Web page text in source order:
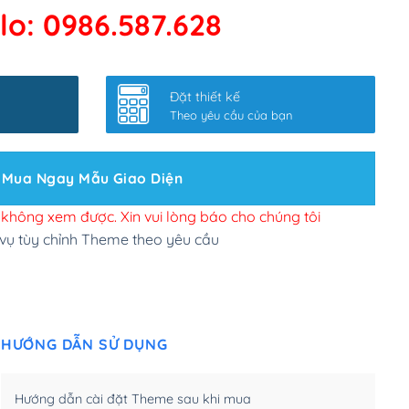
kết google, cập nhật sitemap(+50,000₫)
slider chính (+200,000₫)
site Wordpress(+100,000₫)
đăng web(+300,000₫)
tuỳ chọn (+2,000,000₫)
(+450,000₫)
0986.587.628
Đặt thiết kế
Theo yêu cầu của bạn
Mua Ngay Mẫu Giao Diện
xem được. Xin vui lòng báo cho chúng tôi
tùy chỉnh Theme theo yêu cầu
HƯỚNG DẪN SỬ DỤNG
Hướng dẫn cài đặt Theme sau khi mua